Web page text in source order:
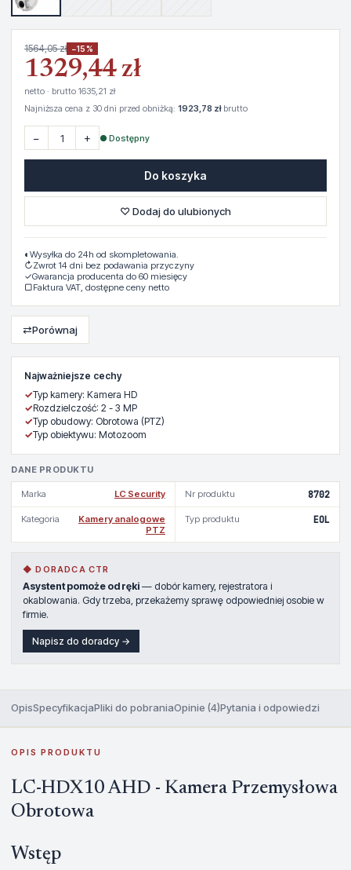
Najważniejsze cechy
✓Typ kamery: Kamera HD
✓Rozdzielczość: 2 - 3 MP
✓Typ obudowy: Obrotowa (PTZ)
✓Typ obiektywu: Motozoom
DANE PRODUKTU
Marka LC Security Nr produktu 8702
Kategoria
Kamery analogowe
PTZ
Typ produktu EOL
◆ DORADCA CTR
Asystent pomoże od ręki — dobór kamery, rejestratora i
okablowania. Gdy trzeba, przekażemy sprawę odpowiedniej osobie w
firmie.
Napisz do doradcy →
1564,05 zł −15%
1329,44 zł
netto · brutto 1635,21 zł
Najniższa cena z 30 dni przed obniżką: 1923,78 złbrutto
− + ● Dostępny
Do koszyka
♡ Dodaj do ulubionych
◐ Wysyłka do 24h od skompletowania.
↻Zwrot 14 dni bez podawania przyczyny
✓Gwarancja producenta do 60 miesięcy
▢Faktura VAT, dostępne ceny netto
⇄Porównaj
OpisSpecyfikacjaPliki do pobraniaOpinie (4)Pytania i odpowiedzi
OPIS PRODUKTU
LC-HDX10 AHD - Kamera Przemysłowa
Obrotowa
Wstęp